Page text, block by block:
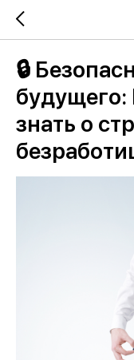
🔒
будущего:
знать о